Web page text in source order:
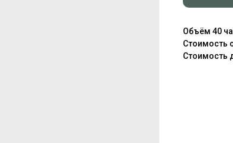
Объём 40
Стоимость
Стоимость